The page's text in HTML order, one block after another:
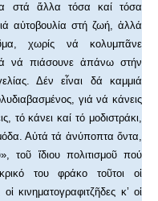
στά ἄλλα τόσα καί τόσα
αὐτοβουλία στή ζωή, ἀλλά
χωρίς νά κολυμπᾶνε
νά πιάσουνε ἀπάνω στήν
Δέν εἶναι δά καμμιά
γιά νά κάνεις
τό κάνει καί τό μοδιστράκι,
Αὐτά τά ἀνύποπτα ὄντα,
τοῦ ἴδιου πολιτισμοῦ πού
του φράκο τοῦτοι οἱ
κινηματογραφιτζῆδες κ’ οἱ